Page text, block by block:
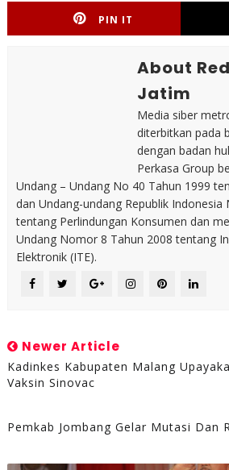
PIN IT
About
Jatim
Media siber
diterbitkan pada
dengan badan
Perkasa Group
Undang – Undang No 40 Tahun 1999
dan Undang-undang Republik Indonesia
tentang Perlindungan Konsumen dan
Undang Nomor 8 Tahun 2008 tentang
Elektronik (ITE).
Newer Article
Kadinkes Kabupaten Malang
Vaksin Sinovac
Pemkab Jombang Gelar Mutasi Dan